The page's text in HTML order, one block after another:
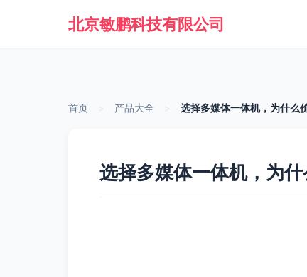
北京敏鹏科技有限公司
首页 产品大全 选择多媒体一体机，为什么
选择多媒体一体机，为